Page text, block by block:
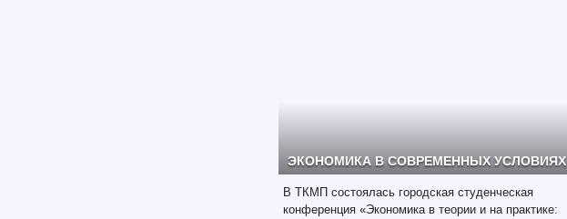
ЭКОНОМИКА В СОВРЕМЕННЫХ УСЛОВИЯХ
В ТКМП состоялась городская студенческая
конференция «Экономика в теории и на практике: